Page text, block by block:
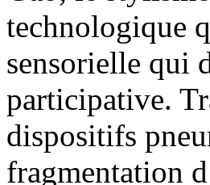
technologique
sensorielle qui
participative.
dispositifs
fragmentation